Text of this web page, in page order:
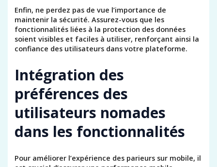
Enfin, ne perdez pas de vue l’importance de
maintenir la sécurité. Assurez-vous que les
fonctionnalités liées à la protection des données
soient visibles et faciles à utiliser, renforçant ainsi la
confiance des utilisateurs dans votre plateforme.
Intégration des
préférences des
utilisateurs nomades
dans les fonctionnalités
Pour améliorer l’expérience des parieurs sur mobile, il